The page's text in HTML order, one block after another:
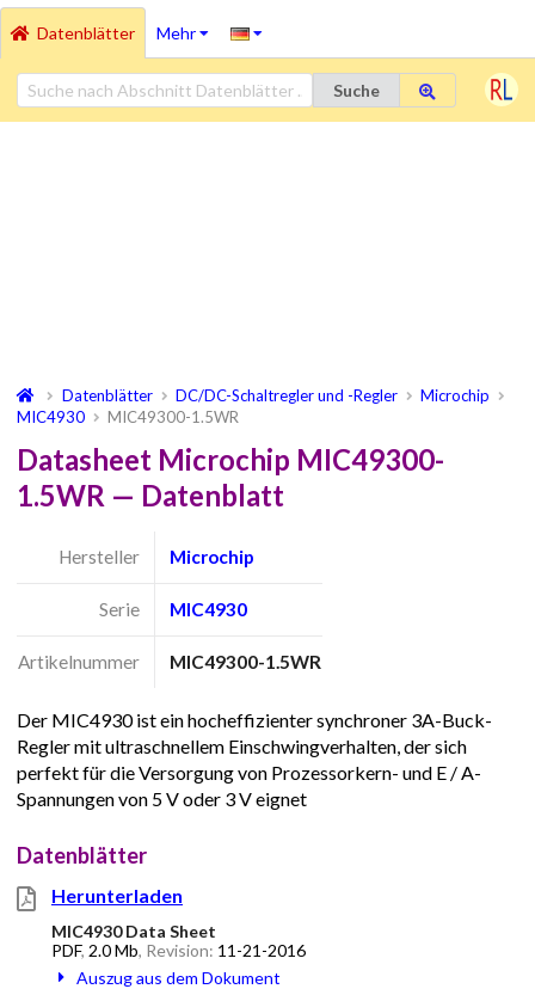
Datenblätter Mehr
Suche
Datenblätter DC/DC-Schaltregler und -Regler
Microchip
MIC4930
MIC49300-1.5WR
Datasheet Microchip MIC49300-
1.5WR — Datenblatt
Hersteller Microchip
Serie MIC4930
Artikelnummer MIC49300-1.5WR
Der MIC4930 ist ein hocheffizienter synchroner 3A-Buck-
Regler mit ultraschnellem Einschwingverhalten, der sich
perfekt für die Versorgung von Prozessorkern- und E / A-
Spannungen von 5 V oder 3 V eignet
Datenblätter
Herunterladen
MIC4930 Data Sheet
PDF, 2.0 Mb, Revision: 11-21-2016
Auszug aus dem Dokument